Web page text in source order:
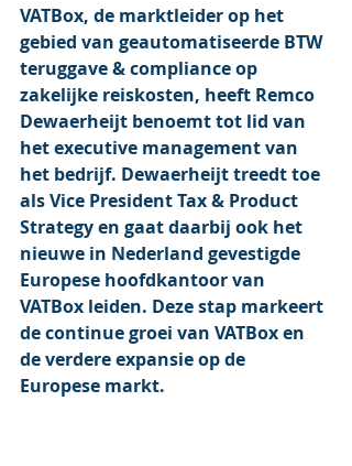
VATBox, de marktleider op het
gebied van geautomatiseerde BTW
teruggave & compliance op
zakelijke reiskosten, heeft Remco
Dewaerheijt benoemt tot lid van
het executive management van
het bedrijf. Dewaerheijt treedt toe
als Vice President Tax & Product
Strategy en gaat daarbij ook het
nieuwe in Nederland gevestigde
Europese hoofdkantoor van
VATBox leiden. Deze stap markeert
de continue groei van VATBox en
de verdere expansie op de
Europese markt.